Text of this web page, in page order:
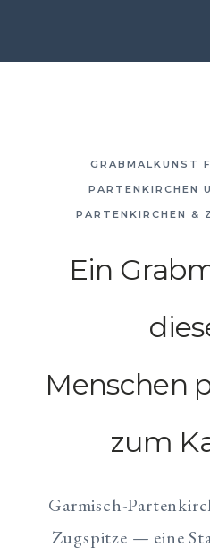
GRABMALKUNST
PARTENKIRCHEN
PARTENKIRCHEN &
Ein
Menschen
zum
Garmisch-
Zugspitze — eine